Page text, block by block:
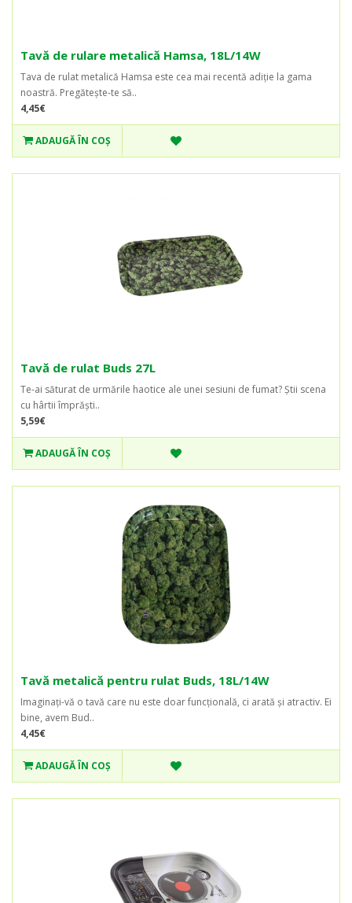
Tavă de rulare metalică Hamsa, 18L/14W
Tava de rulat metalică Hamsa este cea mai recentă adiție la gama
noastră. Pregătește-te să..
4,45€
ADAUGĂ ÎN COŞ
Tavă de rulat Buds 27L
Te-ai săturat de urmările haotice ale unei sesiuni de fumat? Știi scena
cu hârtii împrăști..
5,59€
ADAUGĂ ÎN COŞ
Tavă metalică pentru rulat Buds, 18L/14W
Imaginați-vă o tavă care nu este doar funcțională, ci arată și atractiv. Ei
bine, avem Bud..
4,45€
ADAUGĂ ÎN COŞ